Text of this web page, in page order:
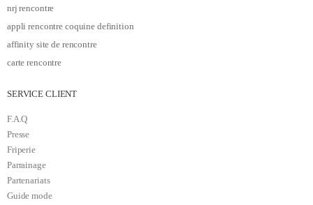
nrj rencontre
appli rencontre coquine definition
affinity site de rencontre
carte rencontre
SERVICE CLIENT
F.A.Q
Presse
Friperie
Parrainage
Partenariats
Guide mode